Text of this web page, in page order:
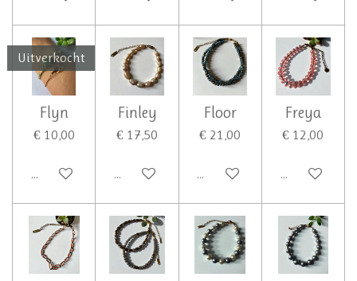
Uitverkocht
Flyn
€ 10,00
Houd mij op de hoogte
Finley
€ 17,50
In winkelwagen
Floor
€ 21,00
In winkelwagen
Freya
€ 12,00
In